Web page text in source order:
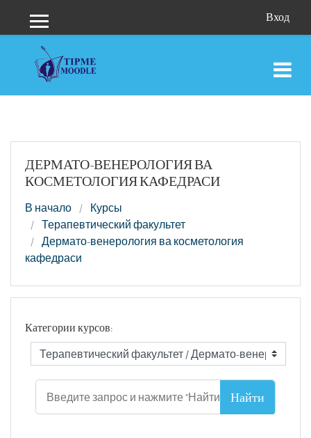
Боковая панель Вход
ДЕРМАТО-ВЕНЕРОЛОГИЯ ВА
КОСМЕТОЛОГИЯ КАФЕДРАСИ
В начало
Курсы
Терапевтический факультет
Дермато-венерология ва косметология
кафедраси
Категории курсов: